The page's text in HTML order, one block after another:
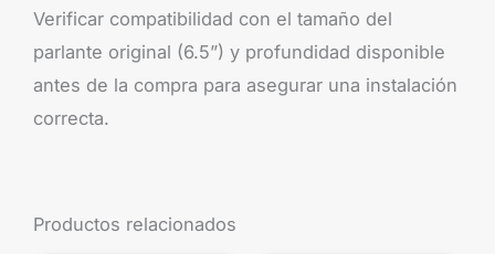
Verificar compatibilidad con el tamaño del
parlante original (6.5”) y profundidad disponible
antes de la compra para asegurar una instalación
correcta.
Productos relacionados